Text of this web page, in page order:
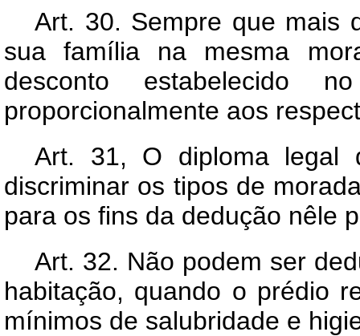
Art. 30. Sempre que mais
sua família na mesma
desconto estabelecido
proporcionalmente aos
Art. 31, O diploma legal
discriminar os tipos de
para os fins da dedução nêle
Art. 32. Não podem ser
habitação, quando o prédio
mínimos de salubridade e